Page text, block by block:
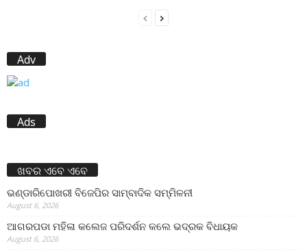
Adv
Ads
ଖବର ଏବେ ଏବେ
ଭଣ୍ଡାରିପୋଖରୀ ବିଜେପିର ସାମ୍ବାଦିକ ସମ୍ମିଳନୀ
August 6, 2026
ଆଗରପଡା ମହିଳା କଲେଜ ପରିଦର୍ଶନ କଲେ ଭଦ୍ରକ ବିଧାୟକ
August 6, 2026